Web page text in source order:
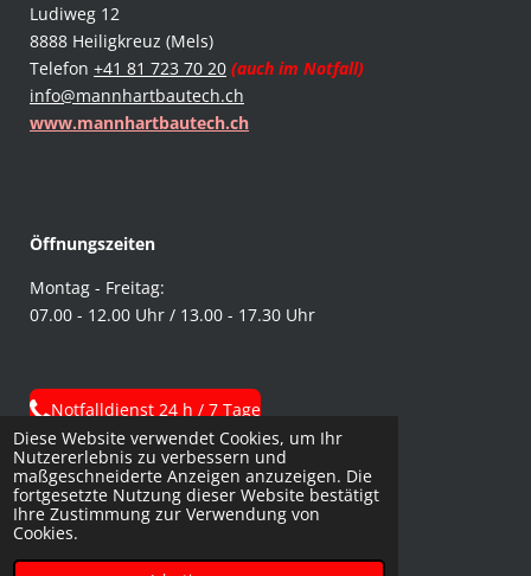
Diese Website verwendet Cookies, um Ihr
Nutzererlebnis zu verbessern und
maßgeschneiderte Anzeigen anzuzeigen. Die
fortgesetzte Nutzung dieser Website bestätigt
Ihre Zustimmung zur Verwendung von
Cookies.
Ludiweg 12
8888 Heiligkreuz (Mels)
Telefon +41 81 723 70 20 (auch im Notfall)
info@mannhartbautech.ch
www.mannhartbautech.ch
Öffnungszeiten
Montag - Freitag:
07.00 - 12.00 Uhr / 13.00 - 17.30 Uhr
Notfalldienst 24 h / 7 Tage
Folgen Sie uns auf
L
I
F